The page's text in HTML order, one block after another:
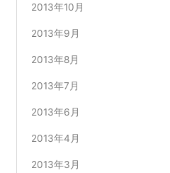
2013年10月
2013年9月
2013年8月
2013年7月
2013年6月
2013年4月
2013年3月